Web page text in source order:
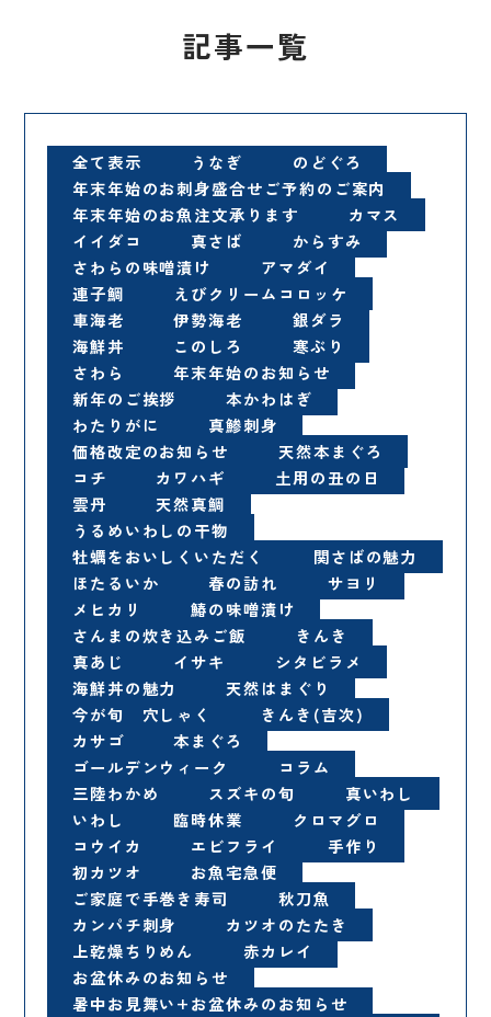
記事一覧
全て表示 うなぎ
のどぐろ
年末年始のお刺身盛合せご予約のご案内
年末年始のお魚注文承ります
カマス
イイダコ
真さば
からすみ
さわらの味噌漬け
アマダイ
連子鯛
えびクリームコロッケ
車海老
伊勢海老
銀ダラ
海鮮丼
このしろ
寒ぶり
さわら
年末年始のお知らせ
新年のご挨拶
本かわはぎ
わたりがに
真鯵刺身
価格改定のお知らせ
天然本まぐろ
コチ
カワハギ
土用の丑の日
雲丹
天然真鯛
うるめいわしの干物
牡蠣をおいしくいただく
関さばの魅力
ほたるいか
春の訪れ
サヨリ
メヒカリ
鰆の味噌漬け
さんまの炊き込みご飯
きんき
真あじ
イサキ
シタビラメ
海鮮丼の魅力
天然はまぐり
今が旬 穴しゃく
きんき(吉次)
カサゴ
本まぐろ
ゴールデンウィーク
コラム
三陸わかめ
スズキの旬
真いわし
いわし
臨時休業
クロマグロ
コウイカ
エビフライ
手作り
初カツオ
お魚宅急便
ご家庭で手巻き寿司
秋刀魚
カンパチ刺身
カツオのたたき
上乾燥ちりめん
赤カレイ
お盆休みのお知らせ
暑中お見舞い+お盆休みのお知らせ